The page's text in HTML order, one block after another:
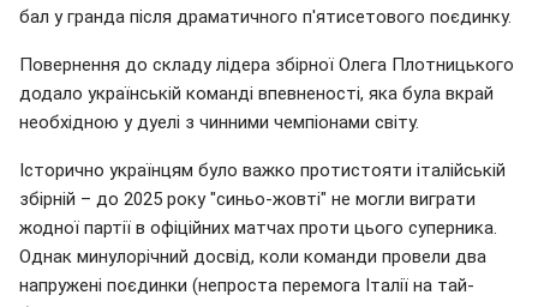
бал у гранда після драматичного п'ятисетового поєдинку.
Повернення до складу лідера збірної Олега Плотницького
додало українській команді впевненості, яка була вкрай
необхідною у дуелі з чинними чемпіонами світу.
Історично українцям було важко протистояти італійській
збірній – до 2025 року "синьо-жовті" не могли виграти
жодної партії в офіційних матчах проти цього суперника.
Однак минулорічний досвід, коли команди провели два
напружені поєдинки (непроста перемога Італії на тай-